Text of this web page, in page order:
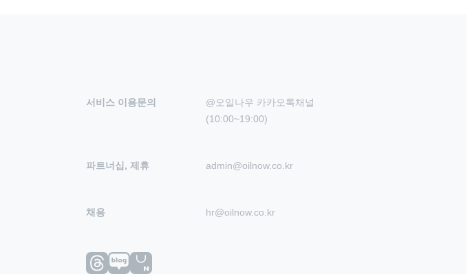
서비스 이용문의
@오일나우 카카오톡채널
(10:00~19:00)
파트너십, 제휴 admin@oilnow.co.kr
채용 hr@oilnow.co.kr